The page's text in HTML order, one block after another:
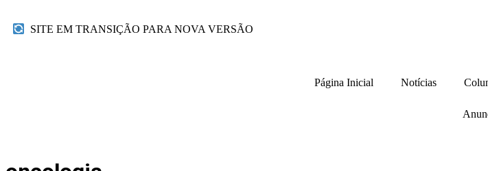
SITE EM TRANSIÇÃO PARA NOVA VERSÃO
Página Inicial Notícias